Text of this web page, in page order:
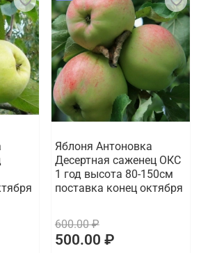
Яблоня Антоновка
Десертная саженец ОКС
1 год высота 80-150см
поставка конец октября
600.00 ₽
500.00 ₽